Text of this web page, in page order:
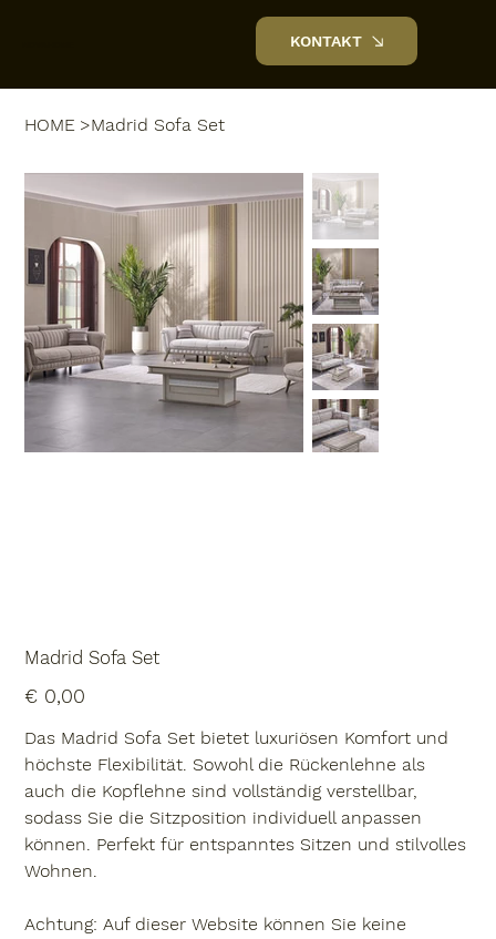
KONTAKT
HOME >Madrid Sofa Set
Madrid Sofa Set
€ 0,00
Das Madrid Sofa Set bietet luxuriösen Komfort und
höchste Flexibilität. Sowohl die Rückenlehne als
auch die Kopflehne sind vollständig verstellbar,
sodass Sie die Sitzposition individuell anpassen
können. Perfekt für entspanntes Sitzen und stilvolles
Wohnen.
Achtung:Auf dieser Website können Sie keine